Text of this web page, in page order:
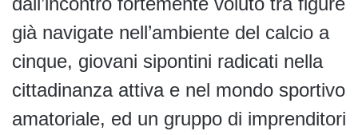
già navigate nell’ambiente del calcio a
cinque, giovani sipontini radicati nella
cittadinanza attiva e nel mondo sportivo
amatoriale, ed un gruppo di imprenditori